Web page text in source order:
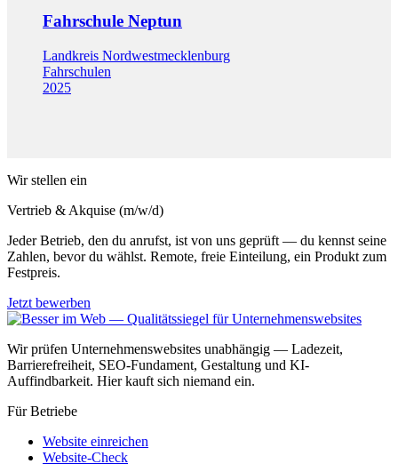
Fahrschule Neptun
Landkreis Nordwestmecklenburg
Fahrschulen
2025
Wir stellen ein
Vertrieb & Akquise (m/w/d)
Jeder Betrieb, den du anrufst, ist von uns geprüft — du kennst seine
Zahlen, bevor du wählst. Remote, freie Einteilung, ein Produkt zum
Festpreis.
Jetzt bewerben
Wir prüfen Unternehmenswebsites unabhängig — Ladezeit,
Barrierefreiheit, SEO-Fundament, Gestaltung und KI-
Auffindbarkeit. Hier kauft sich niemand ein.
Für Betriebe
Website einreichen
Website-Check